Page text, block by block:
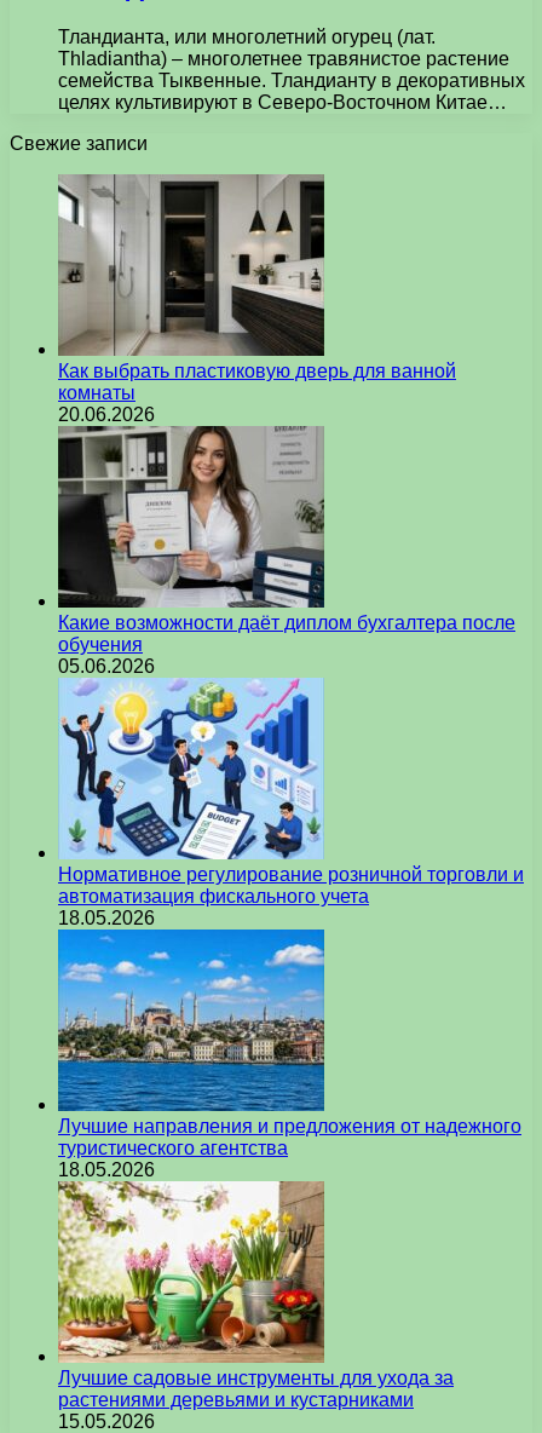
Тландианта, или многолетний огурец (лат.
Thladiantha) – многолетнее травянистое растение
семейства Тыквенные. Тландианту в декоративных
целях культивируют в Северо-Восточном Китае…
Свежие записи
Как выбрать пластиковую дверь для ванной
комнаты
20.06.2026
Какие возможности даёт диплом бухгалтера после
обучения
05.06.2026
Нормативное регулирование розничной торговли и
автоматизация фискального учета
18.05.2026
Лучшие направления и предложения от надежного
туристического агентства
18.05.2026
Лучшие садовые инструменты для ухода за
растениями деревьями и кустарниками
15.05.2026